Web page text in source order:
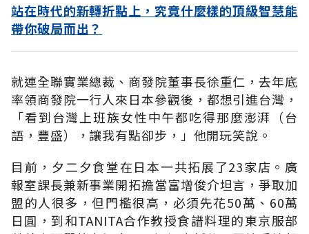
站在時代的新轉折點上，究竟什麼樣的頂級智慧能
帶你破局而出？
就連全聯實業總裁、商發院董事長徐重仁，去年底
率領商發院一行人來日本參觀後，都想引進台灣，
「看到台灣上班族女性中午都吃得那麼澎湃（台
語，豐盛），讓我有點卻步，」他開玩笑說。
目前，夕二夕食堂在日本一共拓展了23家店。廣
報室課長兼新事業開拓擔當富增俊介坦言，爭取加
盟的人很多，但門檻很高，必須先花50萬、60萬
日圓，到和TANITA合作教授食譜料理的東京服部